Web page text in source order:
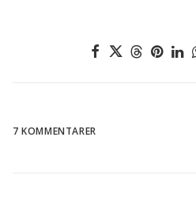
7 KOMMENTARER